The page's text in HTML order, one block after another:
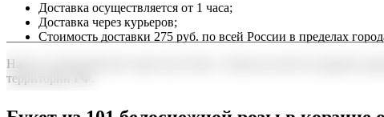
Доставка осуществляется от 1 часа;
Доставка через курьеров;
Стоимость доставки 275 руб. по всей России в пределах
Наша служба работает круглосуточно, чтобы вы могли подарить
территории РФ.